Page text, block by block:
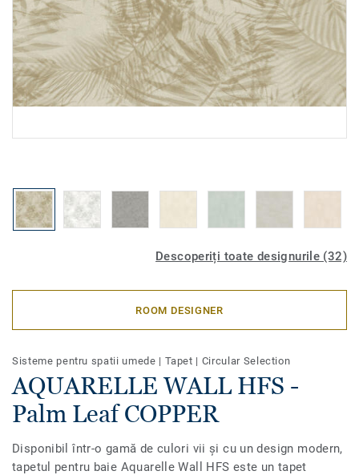
Descoperiți toate designurile (32)
ROOM DESIGNER
Sisteme pentru spatii umede | Tapet | Circular Selection
AQUARELLE WALL HFS -
Palm Leaf COPPER
Disponibil într-o gamă de culori vii și cu un design modern,
tapetul pentru baie Aquarelle Wall HFS este un tapet